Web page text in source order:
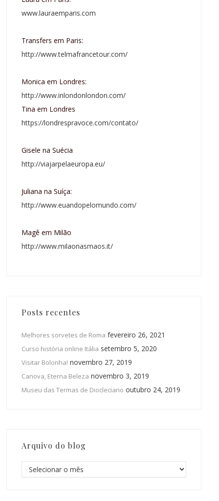
www.lauraemparis.com
Transfers em Paris:
http://www.telmafrancetour.com/
Monica em Londres:
http://www.inlondonlondon.com/
Tina em Londres
https://londrespravoce.com/contato/
Gisele na Suécia
http://viajarpelaeuropa.eu/
Juliana na Suíça:
http://www.euandopelomundo.com/
Magê em Milão
http://www.milaonasmaos.it/
Posts recentes
Melhores sorvetes de Roma fevereiro 26, 2021
Curso história online Itália setembro 5, 2020
Visitar Bolonha! novembro 27, 2019
Canova, Eterna Beleza novembro 3, 2019
Museu das Termas de Diocleciano outubro 24, 2019
Arquivo do blog